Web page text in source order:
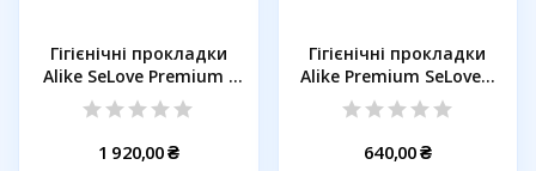
Гігієнічні прокладки
Alike SeLove Premium ,
12...
1 920,00 ₴
Гігієнічні прокладки
Alike Premium SeLove...
640,00 ₴